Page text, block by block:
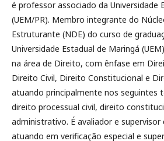
é professor associado da Universidade
(UEM/PR). Membro integrante do
Estruturante (NDE) do curso de
Universidade Estadual de Maringá
na área de Direito, com ênfase em
Direito Civil, Direito Constitucional e
atuando principalmente nos seguintes
direito processual civil, direito
administrativo. É avaliador e supervisor
atuando em verificação especial e